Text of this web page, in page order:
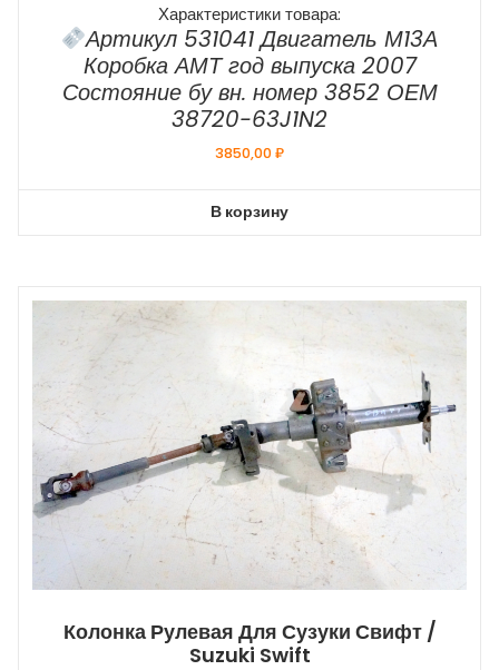
Характеристики товара:
Артикул 531041 Двигатель М13А
Коробка АМТ год выпуска 2007
Состояние бу вн. номер 3852 ОЕМ
38720-63J1N2
3850,00₽
В корзину
Колонка Рулевая Для Сузуки Свифт /
Suzuki Swift